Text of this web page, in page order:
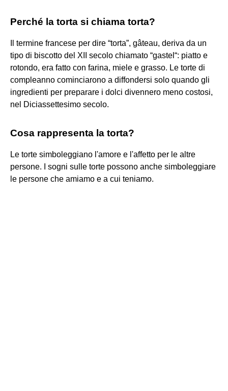
Perché la torta si chiama torta?
Il termine francese per dire “torta”, gâteau, deriva da un
tipo di biscotto del XII secolo chiamato “gastel“: piatto e
rotondo, era fatto con farina, miele e grasso. Le torte di
compleanno cominciarono a diffondersi solo quando gli
ingredienti per preparare i dolci divennero meno costosi,
nel Diciassettesimo secolo.
Cosa rappresenta la torta?
Le torte simboleggiano l'amore e l'affetto per le altre
persone. I sogni sulle torte possono anche simboleggiare
le persone che amiamo e a cui teniamo.